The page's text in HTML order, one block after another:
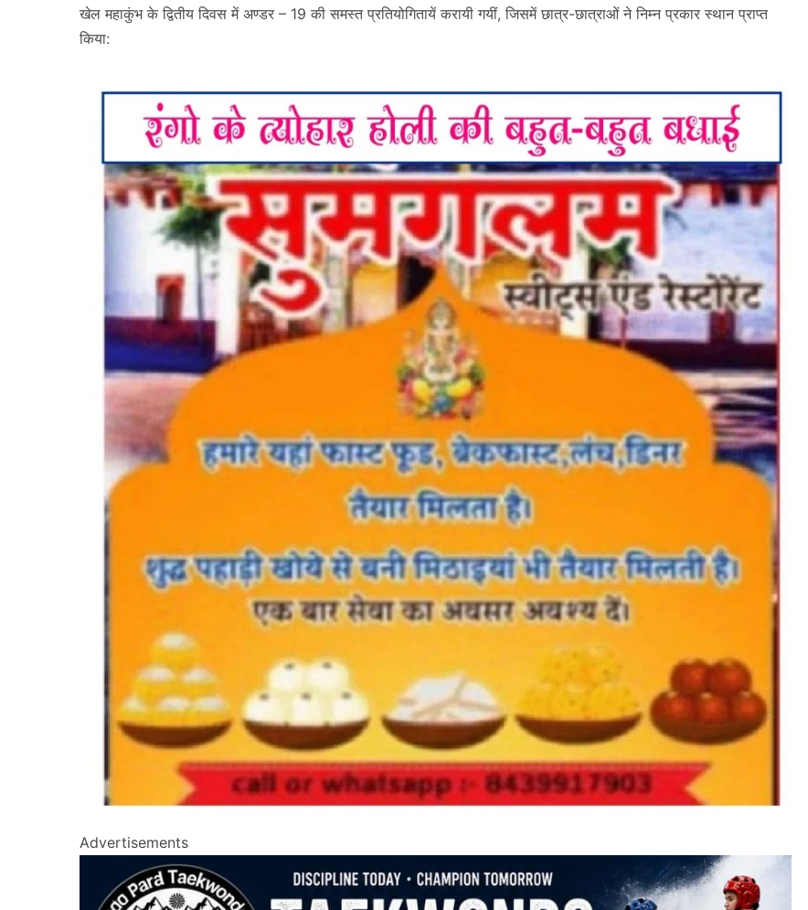
खेल महाकुंभ के द्वितीय दिवस में अण्डर – 19 की समस्त प्रतियोगितायें करायी गयीं, जिसमें छात्र-छात्राओं ने निम्न प्रकार स्थान प्राप्त
किया:
Advertisements